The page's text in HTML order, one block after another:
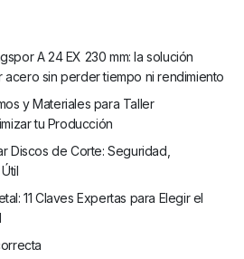
A 24 EX 230 mm: la solución
sin perder tiempo ni rendimiento
y Materiales para Taller
tu Producción
Discos de Corte: Seguridad,
11 Claves Expertas para Elegir el